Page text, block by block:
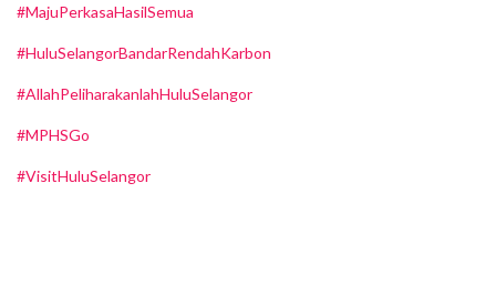
#MajuPerkasaHasilSemua
#HuluSelangorBandarRendahKarbon
#AllahPeliharakanlahHuluSelangor
#MPHSGo
#VisitHuluSelangor